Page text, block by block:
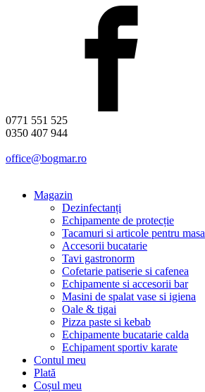
0771 551 525
0350 407 944
office@bogmar.ro
Magazin
Dezinfectanți
Echipamente de protecție
Tacamuri si articole pentru masa
Accesorii bucatarie
Tavi gastronorm
Cofetarie patiserie si cafenea
Echipamente si accesorii bar
Masini de spalat vase si igiena
Oale & tigai
Pizza paste si kebab
Echipamente bucatarie calda
Echipament sportiv karate
Contul meu
Plată
Coșul meu